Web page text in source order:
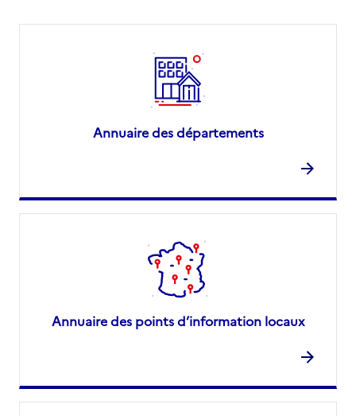
Annuaire des départements
Annuaire des points d’information locaux